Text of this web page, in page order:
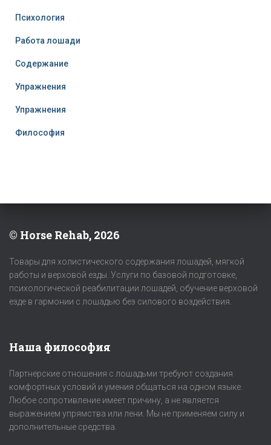
Психология
Работа лошади
Содержание
Упражнения
Упражнения
Философия
© Horse Rehab, 2026
Товары для холистического содержания лошадей, мягкой
работы и верховой езды. Услуги по базовой подготовке,
психологической реабилитации лошадей, обучение верховой
езде в гармонии с лошадью без силового воздействия.
Наша философия
Партнерские отношения с лошадьми требуют создания
комфортных условий и умения общаться на одном языке.
Любое сопротивление имеет причину, а не является
выражением упрямства или лени. Мы не применяем силу и
дополнительные средства.